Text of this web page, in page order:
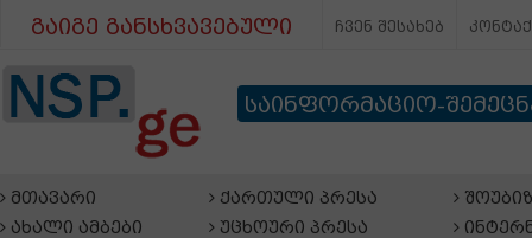
გაიგე განსხვავებული ჩვენ შესახებ
საინფორმაციო-
მთავარი
ახალი ამბები
ქართული პრესა
უცხოური პრესა